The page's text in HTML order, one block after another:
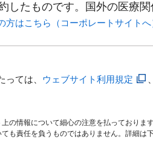
したものです。国外の医療
はこちら（コーポレートサイトへ
っては、 ウェブサイト利用規定
の情報について細心の注意を払っており
も責任を負うものではありません。詳細は